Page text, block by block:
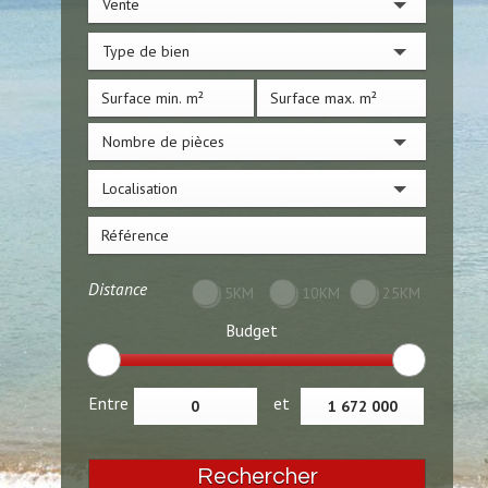
Type de bien
Nombre de pièces
Localisation
Distance 5KM 10KM 25KM
Budget
Entre et
Rechercher